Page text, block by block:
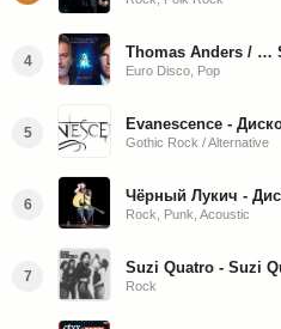
4
Euro Disco, Pop
5 Evanescence -
Gothic Rock / Alternative
6 Чёрный Лукич -
Rock, Punk, Acoustic
7
Rock